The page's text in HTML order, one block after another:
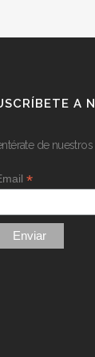
A
de
*